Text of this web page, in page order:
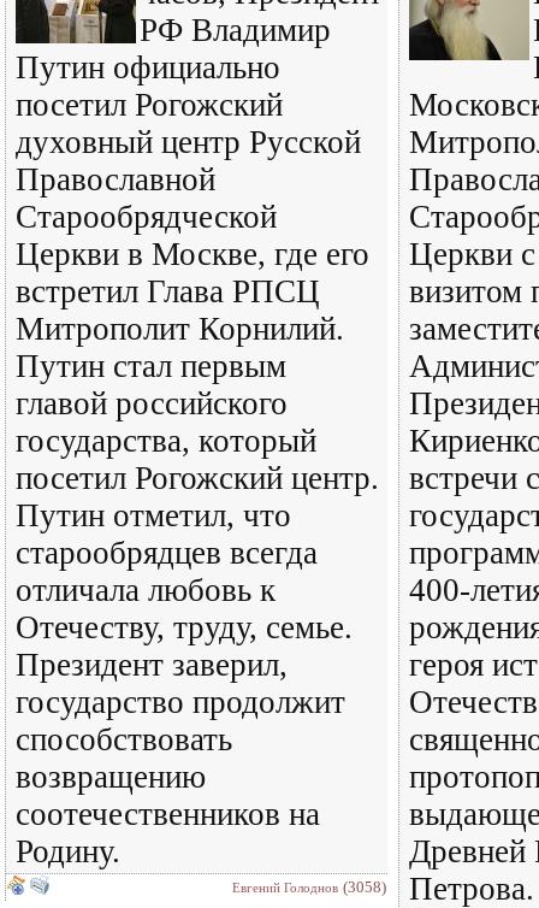
РФ Владимир
Путин официально
посетил Рогожский
духовный центр Русской
Православной
Старообрядческой
Церкви в Москве, где его
встретил Глава РПСЦ
Митрополит Корнилий.
Путин стал первым
главой российского
государства, который
посетил Рогожский центр.
Путин отметил, что
старообрядцев всегда
отличала любовь к
Отечеству, труду, семье.
Президент заверил,
государство продолжит
способствовать
возвращению
соотечественников на
Родину.
Евгений Голоднов (3058)
Церкви
визитом
встречи
400-
героя
Древней
Петрова.